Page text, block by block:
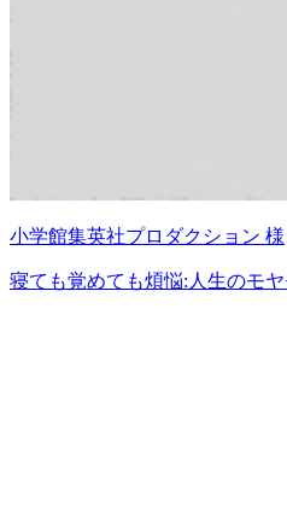
小学館集英社プロダクション 様
寝ても覚めても煩悩:人生のモ